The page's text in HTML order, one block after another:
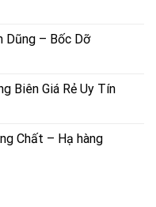
Dũng – Bốc Dỡ
Biên Giá Rẻ Uy Tín
Chất – Hạ hàng